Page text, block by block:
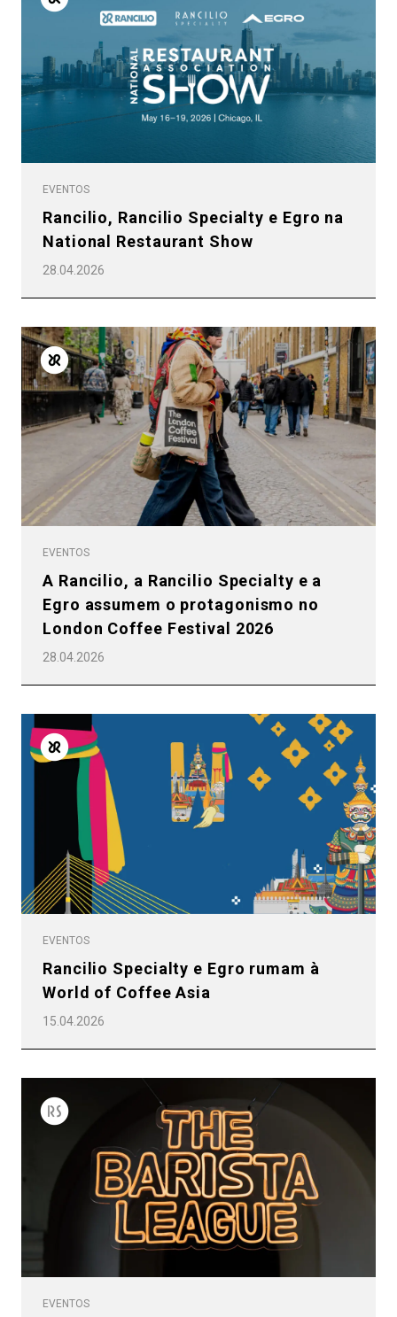
EVENTOS
Rancilio, Rancilio Specialty e Egro na
National Restaurant Show
28.04.2026
EVENTOS
A Rancilio, a Rancilio Specialty e a
Egro assumem o protagonismo no
London Coffee Festival 2026
28.04.2026
EVENTOS
Rancilio Specialty e Egro rumam à
World of Coffee Asia
15.04.2026
EVENTOS